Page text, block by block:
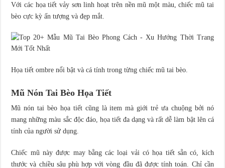
Với các họa tiết vảy sơn linh hoạt trên nền mũ một màu, chiếc mũ tai
bèo cực kỳ ấn tượng và đẹp mắt.
Họa tiết ombre nổi bật và cá tính trong từng chiếc mũ tai bèo.
Mũ Nón Tai Bèo Họa Tiết
Mũ nón tai bèo họa tiết cũng là item mà giới trẻ ưa chuộng bởi nó
mang những màu sắc độc đáo, họa tiết đa dạng và rất dễ làm bật lên cá
tính của người sử dụng.
Chiếc mũ này được may bằng các loại vải có họa tiết sẵn có, kích
thước và chiều sâu phù hợp với vòng đầu đã được tính toán. Chỉ cần